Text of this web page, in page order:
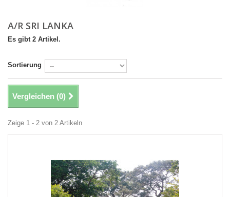
A/R SRI LANKA
Es gibt 2 Artikel.
Sortierung
Vergleichen (0)
Zeige 1 - 2 von 2 Artikeln